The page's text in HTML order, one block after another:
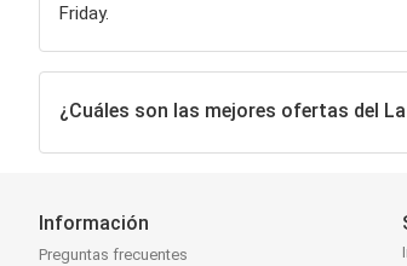
Friday.
¿Cuáles son las mejores ofertas del
Información
Preguntas frecuentes